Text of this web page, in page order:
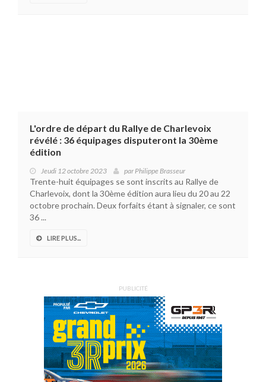
L'ordre de départ du Rallye de Charlevoix
révélé : 36 équipages disputeront la 30ème
édition
Jeudi 12 octobre 2023 parPhilippe Brasseur
Trente-huit équipages se sont inscrits au Rallye de
Charlevoix, dont la 30ème édition aura lieu du 20 au 22
octobre prochain. Deux forfaits étant à signaler, ce sont
36 ...
LIRE PLUS...
PUBLICITÉ